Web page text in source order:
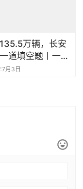
万辆，长安
道填空题丨一句
月3日